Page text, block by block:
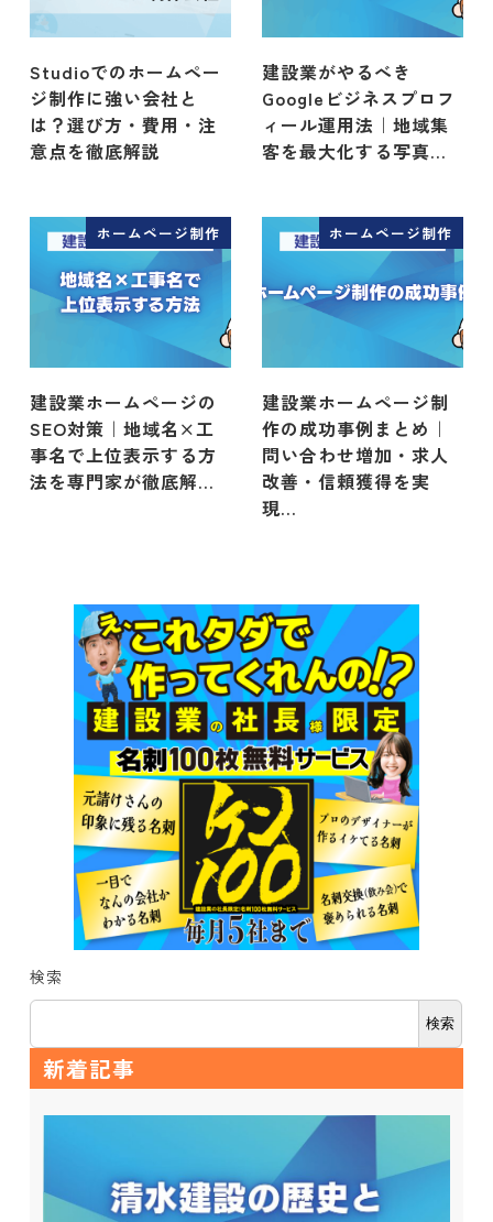
Studioでのホームペー
ジ制作に強い会社と
は？選び方・費用・注
意点を徹底解説
建設業がやるべき
Googleビジネスプロフ
ィール運用法｜地域集
客を最大化する写真…
ホームページ制作
建設業ホームページの
SEO対策｜地域名×工
事名で上位表示する方
法を専門家が徹底解…
ホームページ制作
建設業ホームページ制
作の成功事例まとめ｜
問い合わせ増加・求人
改善・信頼獲得を実
現…
検索
検索
新着記事